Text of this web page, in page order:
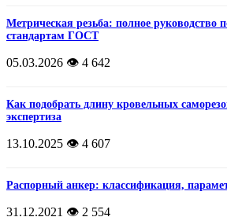
Метрическая резьба: полное руководство
стандартам ГОСТ
05.03.2026 👁️ 4 642
Как подобрать длину кровельных
экспертиза
13.10.2025 👁️ 4 607
Распорный анкер: классификация,
31.12.2021 👁️ 2 554